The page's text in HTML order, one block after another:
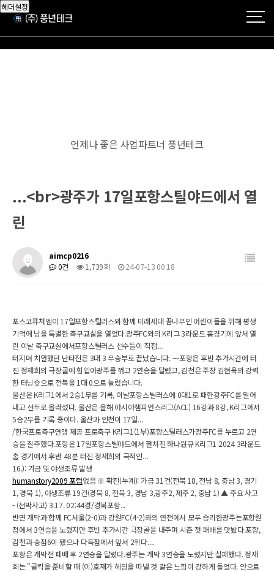
헤더설정
언제나 좋은 사업파트너 풍년테크
...<br>광주가 17일포항스틸야드에서 열
린
aimcp0216
0건
1,739회 24-07-13 00:18
포스코퓨처엠이 17일포항스틸러스와 함께 미래세대 꿈나무인 어린이들을 위해 평생
기억에 남을 특별한 축구교실을 열었다.광주FC와의 K리그 3라운드 홈경기에 앞서 열
린 이날 축구교실에서포항스틸러스 선수들이 직접...
터지며 치열했던 난타전은 3대 3 무승부로 끝났습니다. ---포항은 후반 추가시간에 터
진 정재희의 극장골에 힘입어광주를 꺾고 2연승을 달렸고, 김천은 주장 김현욱의 강력
한 터닝슛으로 전북을 1대 0으로 눌렀습니다.
울산은 K리그1에서 2승1무를 기록, 이날포항스틸러스에 0대1로 패한광주FC를 밀어
내고 선두로 올라섰다. 울산은 올해 아시아챔피언스리그(ACL) 16강과 8강, K리그에서
5승2무를 기록 중이다. 울산과 인천이 17일...
/한국프로축구연맹 제공 프로축구 K리그1(1부)포항스틸러스가광주FC를 누르고 2연
승을 질주했다.포항은 17일포항스틸야드에서 펼쳐진 하나원큐 K리그1 2024 3라운드
홈 경기에서 후반 48분 터진 정재희의 극적인...
16.): 가금 및 야생조류 발생
humanstory2009 포럼없음 ※ 확진(누계): 가금 31건(전북 18, 전남 8, 충남 3, 경기
1, 경북 1), 야생조류 19건(경북 8, 전북 3, 경남 3,광주2, 제주 2, 충남 1) ▲ 주요 사고
- (선박사고) 3.17. 02:44경/경북포항...
반면 개막과 함께 FC서울(2-0)과 강원FC(4-2)와의 연전에서 모두 승리한광주는포항원
정에서 3연승을 노렸지만 후반 추가시간 극장골을 내주며 시즌 첫 패배를 맛봤다.포항,
김천과 승점6이 됐으나 다득점에서 앞서 2위다....
포항은 개막전 패배 후 2연승을 달렸다.광주는 개막 3연승을 노렸지만 실패했다. 정재
희는 "골킥을 준비할 때 (이)호재가 헤딩을 따낼 것 같은 느낌이 강하게 들었다. 안으로